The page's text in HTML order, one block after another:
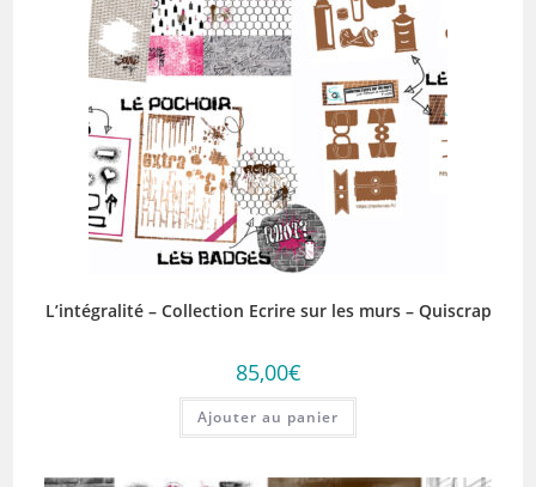
L’intégralité – Collection Ecrire sur les murs – Quiscrap
85,00€
Ajouter au panier